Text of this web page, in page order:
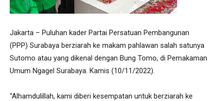
Jakarta – Puluhan kader Partai Persatuan Pembangunan
(PPP) Surabaya berziarah ke makam pahlawan salah satunya
Sutomo atau yang dikenal dengan Bung Tomo, di Pemakaman
Umum Ngagel Surabaya. Kamis (10/11/2022).
“Alhamdulillah, kami diberi kesempatan untuk berziarah ke